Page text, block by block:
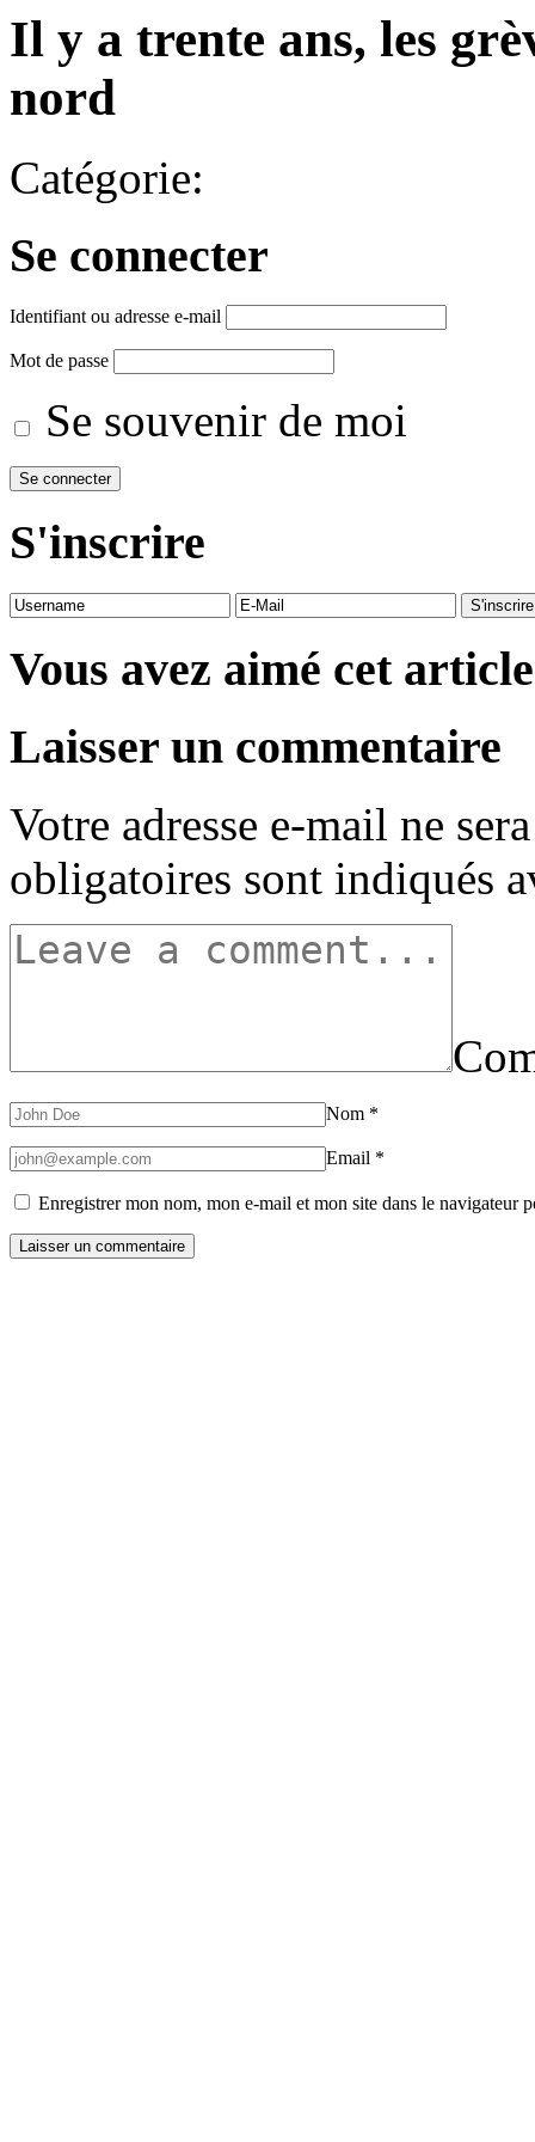
Il y a trente ans, les
nord
Catégorie:
Se connecter
Identifiant ou adresse e-mail
Mot de passe
Se souvenir de moi
S'inscrire
Vous avez aimé cet
Laisser un commentaire
Votre adresse e-mail ne
obligatoires sont indiqués
Nom *
Email *
Enregistrer mon nom, mon e-mail et mon site dans le navigateur